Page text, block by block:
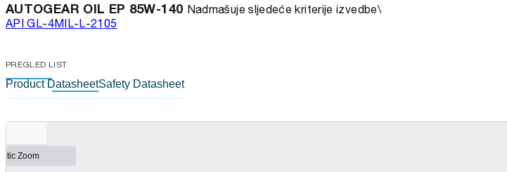
AUTOGEAR OIL EP 85W-140 Nadmašuje sljedeće kriterije izvedbe\
API GL-4MIL-L-2105
PREGLED LIST
Product DatasheetSafety Datasheet